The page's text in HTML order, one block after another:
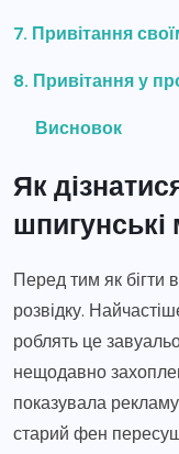
7. Привітання
8. Привітання у
Висновок
Як
шпигунські
Перед тим як бігти
розвідку.
роблять це
нещодавно
показувала
старий фен